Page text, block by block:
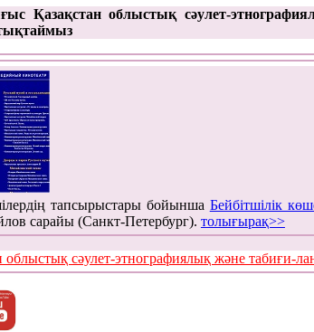
Қазақстан облыстық сәулет-
тапсырыстары бойынша Бейбітшілік
сарайы (Санкт-Петербург). толығырақ>>
облыстық сәулет-этнографиялық және